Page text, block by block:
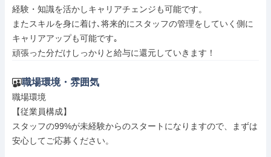
経験・知識を活かしキャリアチェンジも可能です。
またスキルを身に着け､将来的にスタッフの管理をしていく側に
キャリアアップも可能です｡
頑張った分だけしっかりと給与に還元していきます！
職場環境・雰囲気
職場環境
【従業員構成】
スタッフの99%が未経験からのスタートになりますので、まずは
安心してご応募ください。